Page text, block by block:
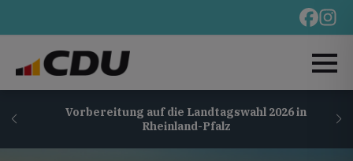
Vorbereitung auf die Landtagswahl 2026 in
Rheinland-Pfalz